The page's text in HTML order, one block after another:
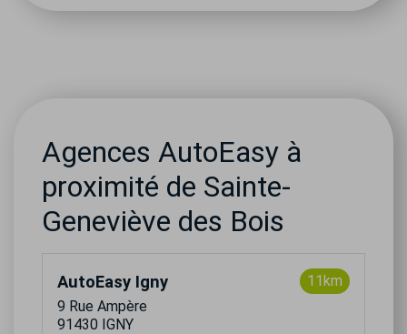
Agences AutoEasy à
proximité de Sainte-
Geneviève des Bois
AutoEasy Igny
11km
9 Rue Ampère
91430 IGNY